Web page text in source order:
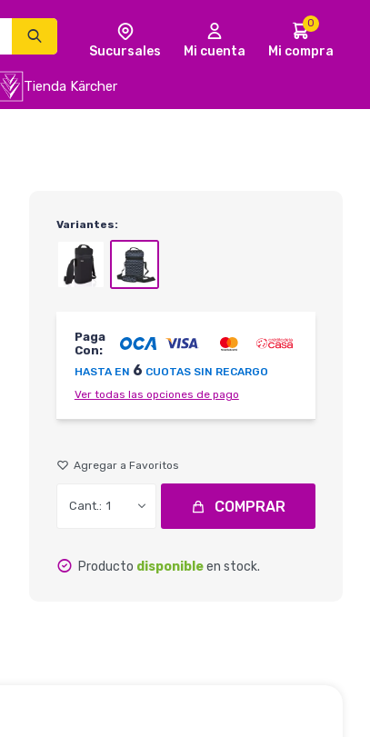
Tienda Kärcher
0
Variantes:
Paga
Con:
HASTA EN 6 CUOTAS SIN RECARGO
Ver todas las opciones de pago
1 COMPRAR
Producto disponibleen stock.